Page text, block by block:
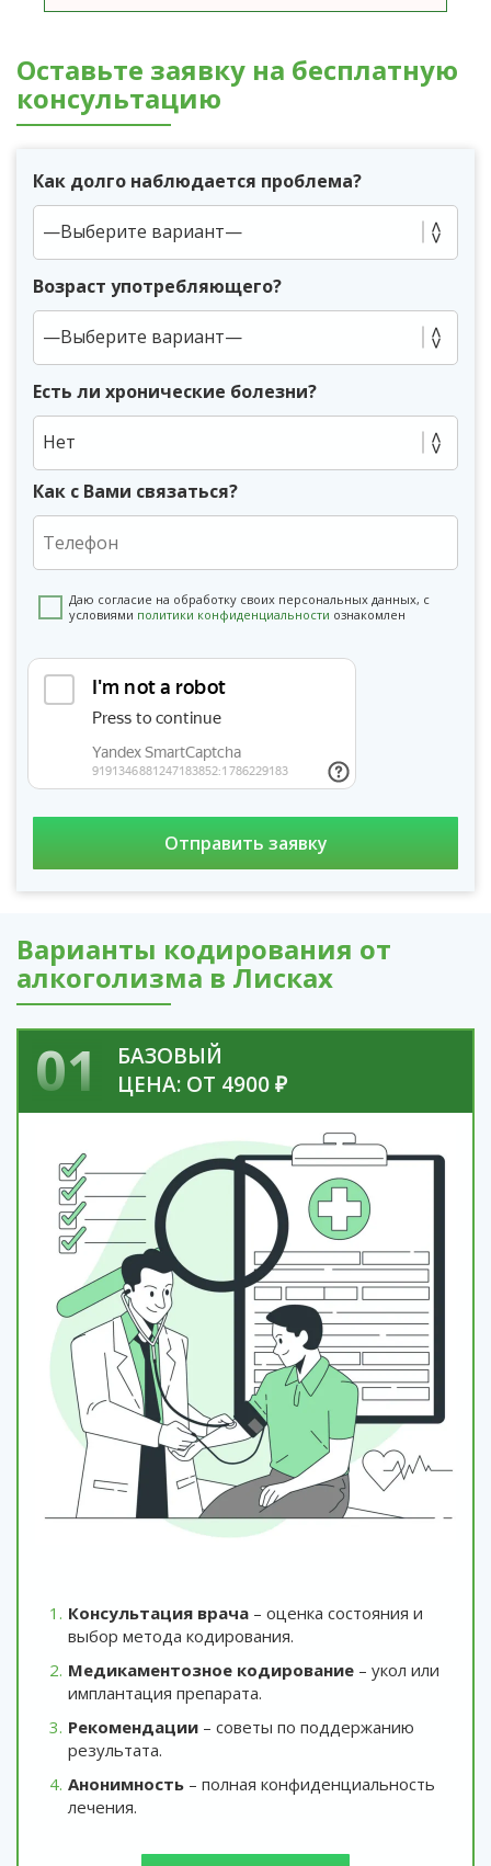
Оставьте заявку на бесплатную
консультацию
Как долго наблюдается проблема?
Возраст употребляющего?
Есть ли хронические болезни?
Нет
Как с Вами связаться?
Даю согласие на обработку своих персональных данных, с
условиями политики конфиденциальности ознакомлен
Варианты кодирования от
алкоголизма в Лисках
01
БАЗОВЫЙ
ЦЕНА: ОТ 4900 ₽
Консультация врача – оценка состояния и
выбор метода кодирования.
Медикаментозное кодирование – укол или
имплантация препарата.
Рекомендации – советы по поддержанию
результата.
Анонимность – полная конфиденциальность
лечения.